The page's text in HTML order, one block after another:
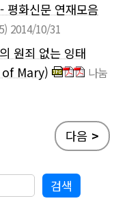
평화신문 연재모음
2014/10/31
원죄 없는 잉태
Mary)
나눔
다음 >